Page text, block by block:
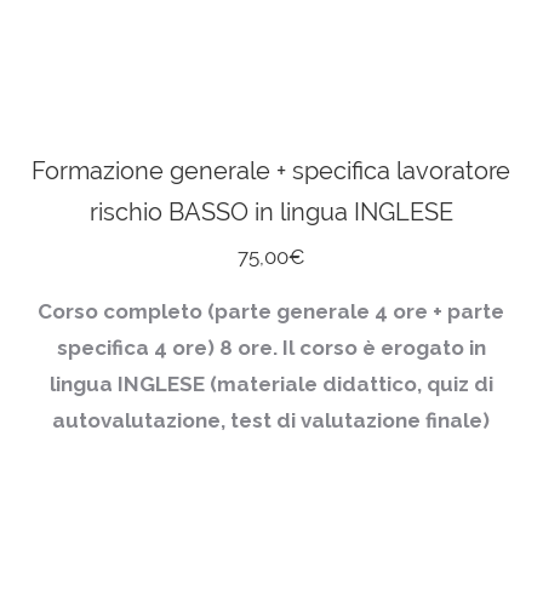
Formazione generale + specifica lavoratore
rischio BASSO in lingua INGLESE
75,00€
Corso completo (parte generale 4 ore + parte
specifica 4 ore) 8 ore. Il corso è erogato in
lingua INGLESE (materiale didattico, quiz di
autovalutazione, test di valutazione finale)